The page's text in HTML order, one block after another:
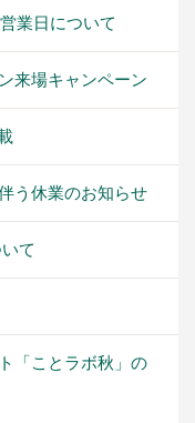
業日について
来場キャンペーン
う休業のお知らせ
て
「ことラボ秋」の